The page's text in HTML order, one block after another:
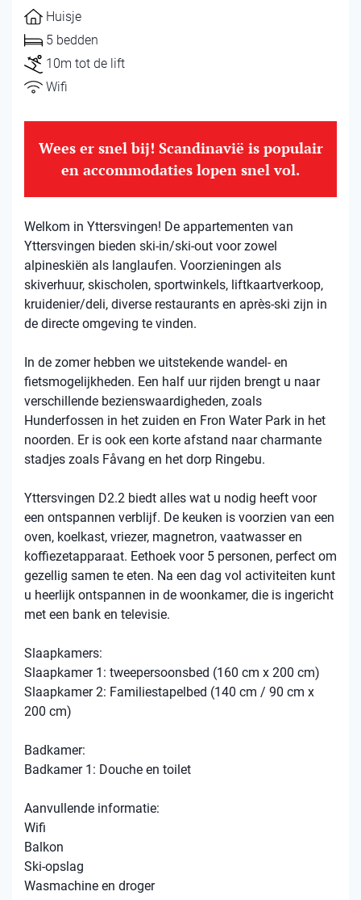
Huisje
5 bedden
10m tot de lift
Wifi
Wees er snel bij! Scandinavië is populair
en accommodaties lopen snel vol.
Welkom in Yttersvingen! De appartementen van
Yttersvingen bieden ski-in/ski-out voor zowel
alpineskiën als langlaufen. Voorzieningen als
skiverhuur, skischolen, sportwinkels, liftkaartverkoop,
kruidenier/deli, diverse restaurants en après-ski zijn in
de directe omgeving te vinden.
In de zomer hebben we uitstekende wandel- en
fietsmogelijkheden. Een half uur rijden brengt u naar
verschillende bezienswaardigheden, zoals
Hunderfossen in het zuiden en Fron Water Park in het
noorden. Er is ook een korte afstand naar charmante
stadjes zoals Fåvang en het dorp Ringebu.
Yttersvingen D2.2 biedt alles wat u nodig heeft voor
een ontspannen verblijf. De keuken is voorzien van een
oven, koelkast, vriezer, magnetron, vaatwasser en
koffiezetapparaat. Eethoek voor 5 personen, perfect om
gezellig samen te eten. Na een dag vol activiteiten kunt
u heerlijk ontspannen in de woonkamer, die is ingericht
met een bank en televisie.
Slaapkamers:
Slaapkamer 1: tweepersoonsbed (160 cm x 200 cm)
Slaapkamer 2: Familiestapelbed (140 cm / 90 cm x
200 cm)
Badkamer:
Badkamer 1: Douche en toilet
Aanvullende informatie:
Wifi
Balkon
Ski-opslag
Wasmachine en droger